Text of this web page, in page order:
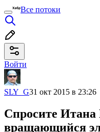
Все потоки
Войти
SLY_G31 окт 2015 в 23:26
Спросите
вращающийся